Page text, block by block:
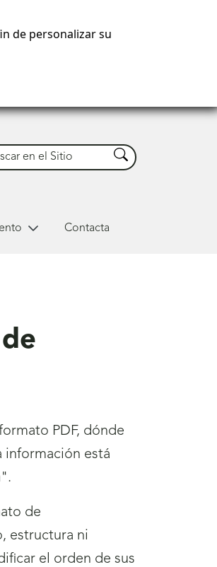
de personalizar su
Buscar
Contacta
PDF, dónde
información está
de
estructura ni
el orden de sus